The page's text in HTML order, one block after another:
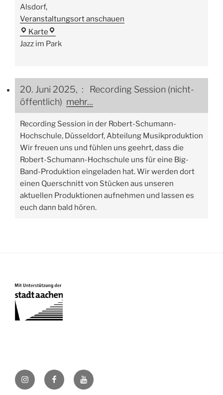
Alsdorf,
Veranstaltungsort anschauen
Karte Stadthalle
Alsdorf,
Jazz im Park
20. Juni 2025, : Recording Session (nicht-
öffentlich) mehr...
Recording Session in der Robert-Schumann-
Hochschule, Düsseldorf, Abteilung Musikproduktion
Wir freuen uns und fühlen uns geehrt, dass die
Robert-Schumann-Hochschule uns für eine Big-
Band-Produktion eingeladen hat. Wir werden dort
einen Querschnitt von Stücken aus unseren
aktuellen Produktionen aufnehmen und lassen es
euch dann bald hören.
bigbandits_jazz@insta
FB Youtube